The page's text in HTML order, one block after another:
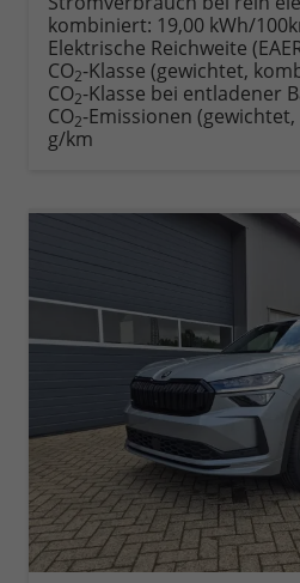
kombiniert: 19,00 kWh/
Elektrische Reichweite
CO2-Klasse (gewichtet,
CO2-Klasse bei entladener
CO2-Emissionen
g/km